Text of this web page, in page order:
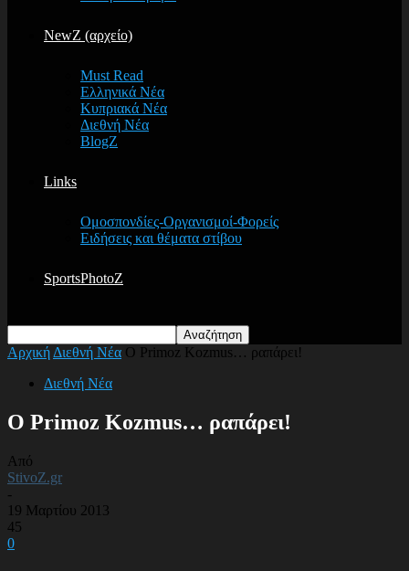
NewZ (αρχείο)
Must Read
Ελληνικά Νέα
Κυπριακά Νέα
Διεθνή Νέα
BlogZ
Links
Ομοσπονδίες-Οργανισμοί-Φορείς
Ειδήσεις και θέματα στίβου
SportsPhotoZ
Αρχική Διεθνή Νέα O Primoz Kozmus… ραπάρει!
Διεθνή Νέα
O Primoz Kozmus… ραπάρει!
Από
StivoZ.gr
-
19 Μαρτίου 2013
45
0